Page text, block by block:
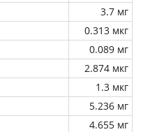
3.7 мг
0.313 мкг
0.089 мг
2.874 мкг
1.3 мкг
5.236 мг
4.655 мг